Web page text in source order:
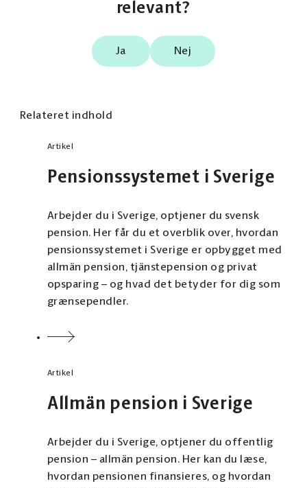
relevant?
Ja Nej
Relateret indhold
Artikel
Pensionssystemet i Sverige
Arbejder du i Sverige, optjener du svensk
pension. Her får du et overblik over, hvordan
pensionssystemet i Sverige er opbygget med
allmän pension, tjänstepension og privat
opsparing – og hvad det betyder for dig som
grænsependler.
Artikel
Allmän pension i Sverige
Arbejder du i Sverige, optjener du offentlig
pension – allmän pension. Her kan du læse,
hvordan pensionen finansieres, og hvordan